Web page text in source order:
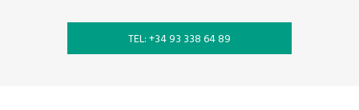
TEL: +34 93 338 64 89